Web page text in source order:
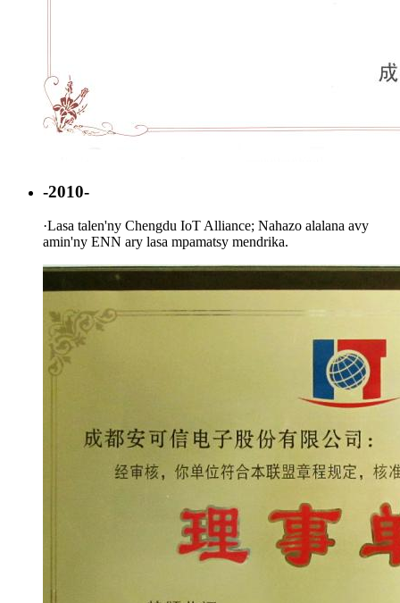
-2010-
·Lasa talen'ny Chengdu IoT Alliance; Nahazo alalana avy
amin'ny ENN ary lasa mpamatsy mendrika.